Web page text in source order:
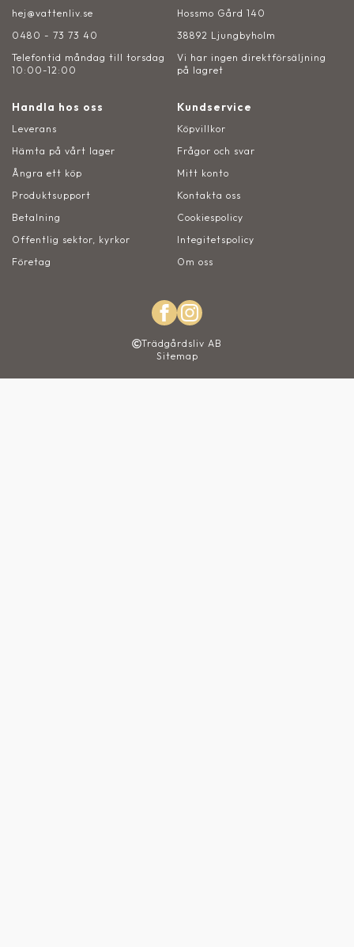
hej@vattenliv.se
0480 - 73 73 40
Telefontid måndag till torsdag
10:00-12:00
Hossmo Gård 140
38892 Ljungbyholm
Vi har ingen direktförsäljning
på lagret
Handla hos oss
Leverans
Hämta på vårt lager
Ångra ett köp
Produktsupport
Betalning
Offentlig sektor, kyrkor
Företag
Kundservice
Köpvillkor
Frågor och svar
Mitt konto
Kontakta oss
Cookiespolicy
Integitetspolicy
Om oss
Trädgårdsliv AB
Sitemap